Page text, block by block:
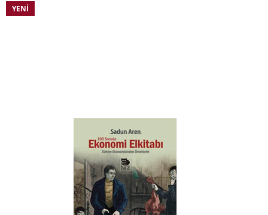
YENI